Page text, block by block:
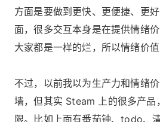
方面是要做到更快、更便捷、更
面，很多交互本身是在提供情绪
大家都是一样的烂，所以情绪价值
不过，以前我以为生产力和情绪
墙，但其实 Steam 上的很多产品
限。比如上面有番茄钟、todo、